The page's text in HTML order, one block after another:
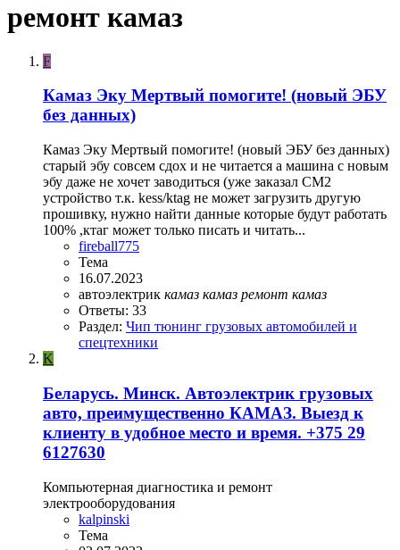
ремонт камаз
F
Камаз Эку Мертвый помогите! (новый ЭБУ
без данных)
Камаз Эку Мертвый помогите! (новый ЭБУ без данных)
старый эбу совсем сдох и не читается а машина с новым
эбу даже не хочет заводиться (уже заказал СМ2
устройство т.к. kess/ktag не может загрузить другую
прошивку, нужно найти данные которые будут работать
100% ,ктаг может только писать и читать...
fireball775
Тема
16.07.2023
автоэлектрик камаз камаз ремонт камаз
Ответы: 33
Раздел: Чип тюнинг грузовых автомобилей и
спецтехники
K
Беларусь. Минск. Автоэлектрик грузовых
авто, преимущественно КАМАЗ. Выезд к
клиенту в удобное место и время. +375 29
6127630
Компьютерная диагностика и ремонт
электрооборудования
kalpinski
Тема